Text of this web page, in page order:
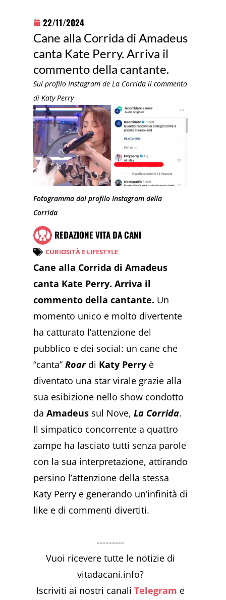
22/11/2024
Cane alla Corrida di Amadeus
canta Kate Perry. Arriva il
commento della cantante.
Sul profilo Instagram de La Corrida il commento
di Katy Perry
Fotogramma dal profilo Instagram della
Corrida
REDAZIONE VITA DA CANI
CURIOSITÀ E LIFESTYLE
Cane alla Corrida di Amadeus
canta Kate Perry. Arriva il
commento della cantante. Un
momento unico e molto divertente
ha catturato l’attenzione del
pubblico e dei social: un cane che
“canta”Roardi Katy Perry è
diventato una star virale grazie alla
sua esibizione nello show condotto
daAmadeus sul Nove,La Corrida.
Il simpatico concorrente a quattro
zampe ha lasciato tutti senza parole
con la sua interpretazione, attirando
persino l’attenzione della stessa
Katy Perry e generando un’infinità di
like e di commenti divertiti.
---------
Vuoi ricevere tutte le notizie di
vitadacani.info?
Iscriviti ai nostri canaliTelegram e